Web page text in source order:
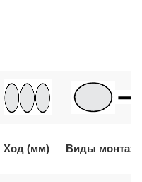
Ход (мм) Виды